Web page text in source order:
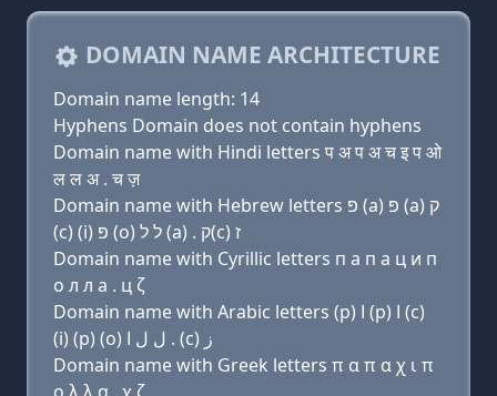
DOMAIN NAME ARCHITECTURE
Domain name length: 14
Hyphens Domain does not contain hyphens
Domain name with Hindi letters प अ प अ च इ प ओ
ल ल अ . च ज़
Domain name with Hebrew letters פּ (a) פּ (a) ק
(c) (i) פּ (ο) ל ל (a) . ק(c) ז
Domain name with Cyrillic letters п a п a ц и п
о л л a . ц ζ
Domain name with Arabic letters (p) ﺍ (p) ﺍ (c)
(i) (p) (o) ﻝ ﻝ ﺍ . (c) ﺯ
Domain name with Greek letters π α π α χ ι π